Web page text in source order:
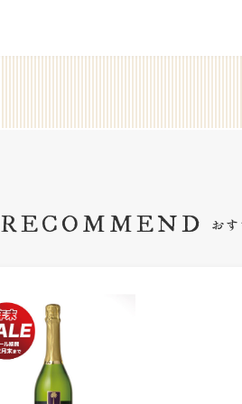
RECOMMEND お